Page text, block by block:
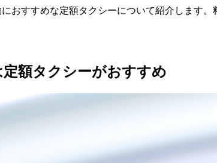
おすすめな定額タクシーについて紹介します
額タクシーがおすすめ